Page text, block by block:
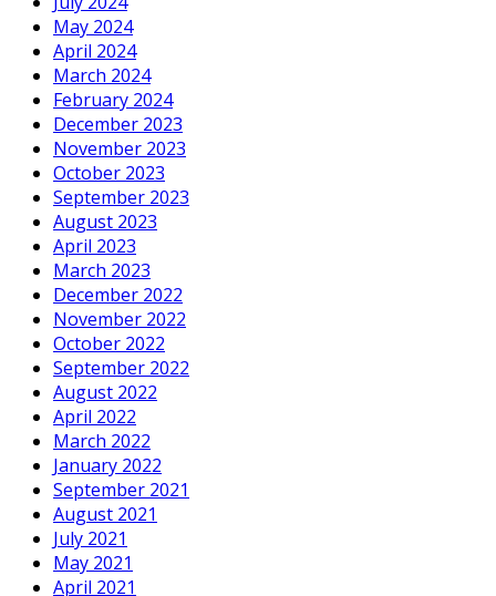
May 2024
April 2024
March 2024
February 2024
December 2023
November 2023
October 2023
September 2023
August 2023
April 2023
March 2023
December 2022
November 2022
October 2022
September 2022
August 2022
April 2022
March 2022
January 2022
September 2021
August 2021
July 2021
May 2021
April 2021